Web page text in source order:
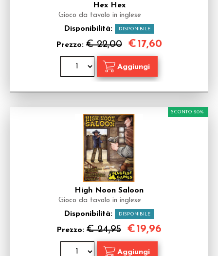
Hex Hex
Gioco da tavolo in inglese
Disponibilità: DISPONIBILE
Prezzo: € 22,00 €17,60
High Noon Saloon
Gioco da tavolo in inglese
Disponibilità: DISPONIBILE
Prezzo: € 24,95
SCONTO 20%
€19,96